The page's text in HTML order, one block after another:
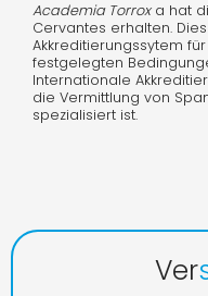
Academia Torroxa hat
Cervantes erhalten.
Akkreditierungssytem
festgelegten
Internationale
die Vermittlung von
spezialisiert ist.
Ver